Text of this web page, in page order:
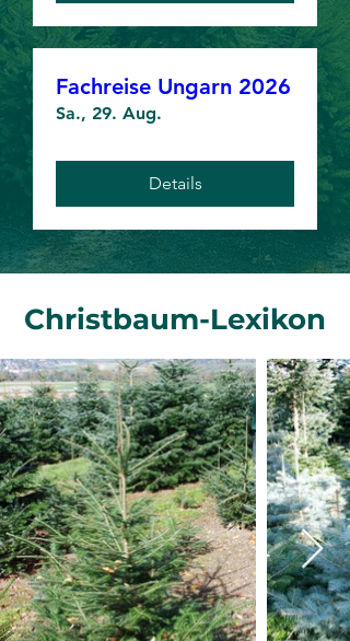
Fachreise Ungarn 2026
Sa., 29. Aug.
Details
Christbaum-Lexikon